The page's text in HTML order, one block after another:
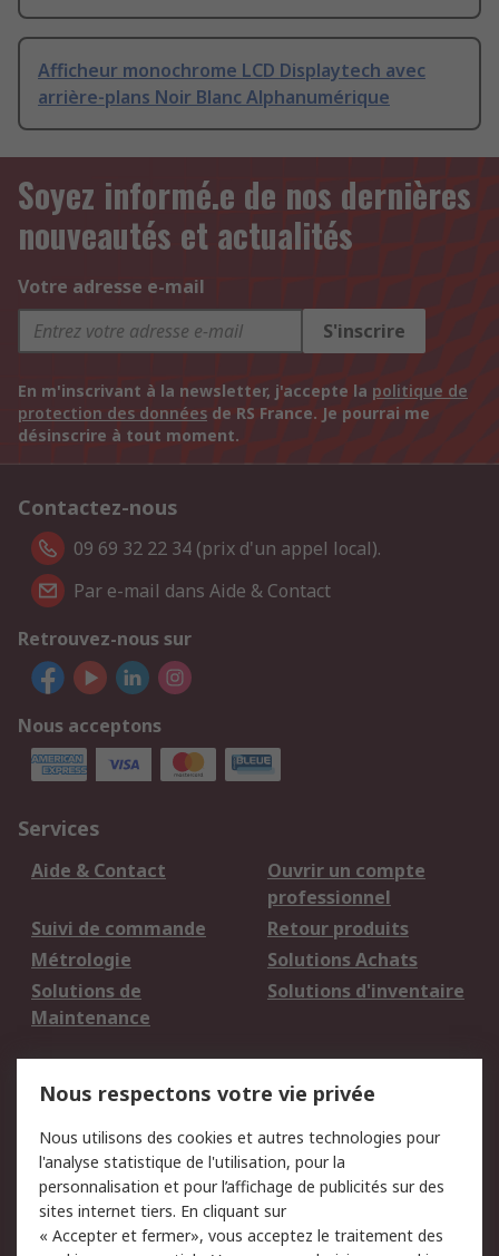
Afficheur monochrome LCD Displaytech avec
arrière-plans Noir Blanc Alphanumérique
Soyez informé.e de nos dernières
nouveautés et actualités
Votre adresse e-mail
S'inscrire
En m'inscrivant à la newsletter, j'accepte la politique de
protection des données de RS France. Je pourrai me
désinscrire à tout moment.
Contactez-nous
09 69 32 22 34 (prix d'un appel local).
Par e-mail dans Aide & Contact
Retrouvez-nous sur
Nous acceptons
Services
Aide & Contact
Ouvrir un compte
professionnel
Suivi de commande
Retour produits
Métrologie
Solutions Achats
Solutions de
Maintenance
Solutions d'inventaire
du site
Politique de protection
des données - Mise à
jour
Sécurité des E-mails
Nous respectons votre vie privée
Nous utilisons des cookies et autres technologies pour
l'analyse statistique de l'utilisation, pour la
personnalisation et pour l’affichage de publicités sur des
sites internet tiers. En cliquant sur
« Accepter et fermer», vous acceptez le traitement des